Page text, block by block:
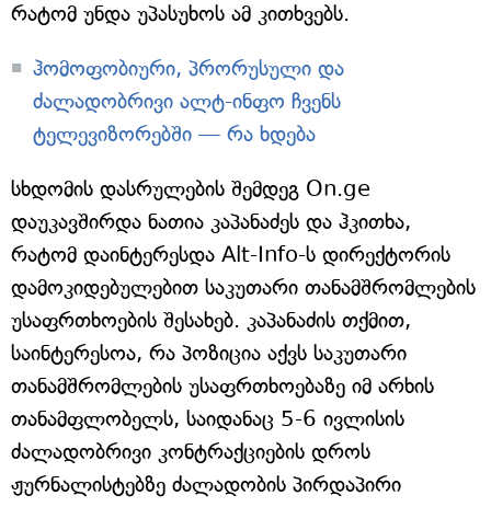
რატომ უნდა უპასუხოს ამ კითხვებს.
ჰომოფობიური, პრორუსული და
ძალადობრივი ალტ-ინფო ჩვენს
ტელევიზორებში — რა ხდება
სხდომის დასრულების შემდეგ On.ge
დაუკავშირდა ნათია კაპანაძეს და ჰკითხა,
რატომ დაინტერესდა Alt-Info-ს დირექტორის
დამოკიდებულებით საკუთარი თანამშრომლების
უსაფრთხოების შესახებ. კაპანაძის თქმით,
საინტერესოა, რა პოზიცია აქვს საკუთარი
თანამშრომლების უსაფრთხოებაზე იმ არხის
თანამფლობელს, საიდანაც 5-6 ივლისის
ძალადობრივი კონტრაქციების დროს
ჟურნალისტებზე ძალადობის პირდაპირი